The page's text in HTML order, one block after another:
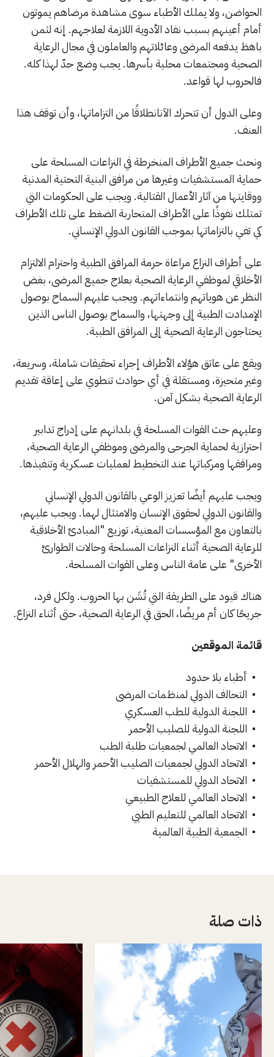
الحواضن، ولا يملك الأطباء سوى مشاهدة مرضاهم يموتون
أمام أعينهم بسبب نفاد الأدوية اللازمة لعلاجهم. إنه لثمن
باهظ يدفعه المرضى وعائلاتهم والعاملون في مجال الرعاية
الصحية ومجتمعات محلية بأسرها. يجب وضع حدّ لهذا كله.
فالحروب لها قواعد.
وعلى الدول أن تتحرك الآنانطلاقًا من التزاماتها، وأن توقف هذا
العنف.
ونحث جميع الأطراف المنخرطة في النزاعات المسلحة على
حماية المستشفيات وغيرها من مرافق البنية التحتية المدنية
ووقايتها من آثار الأعمال القتالية. ويجب على الحكومات التي
تمتلك نفوذًا على الأطراف المتحاربة الضغط على تلك الأطراف
كي تفي بالتزاماتها بموجب القانون الدولي الإنساني.
على أطراف النزاع مراعاة حرمة المرافق الطبية واحترام الالتزام
الأخلاقي لموظفي الرعاية الصحية بعلاج جميع المرضى، بغض
النظر عن هوياتهم وانتماءاتهم. ويجب عليهم السماح بوصول
الإمدادت الطبية إلى وجهتها، والسماح بوصول الناس الذين
يحتاجون الرعاية الصحية إلى المرافق الطبية.
ويقع على عاتق هؤلاء الأطراف إجراء تحقيقات شاملة، وسريعة،
وغير متحيزة، ومستقلة في أي حوادث تنطوي على إعاقة تقديم
الرعاية الصحية بشكل آمن.
وعليهم حث القوات المسلحة في بلدانهم على إدراج تدابير
احترازية لحماية الجرحى والمرضى وموظفي الرعاية الصحية،
ومرافقها ومركباتها عند التخطيط لعمليات عسكرية وتنفيذها.
ويجب عليهم أيضًا تعزيز الوعي بالقانون الدولي الإنساني
والقانون الدولي لحقوق الإنسان والامتثال لهما. ويجب عليهم،
بالتعاون مع المؤسسات المعنية، توزيع "المبادئ الأخلاقية
للرعاية الصحية أثناء النزاعات المسلحة وحالات الطوارئ
الأخرى" على عامة الناس وعلى القوات المسلحة.
هناك قيود على الطريقة التي تُشَن بها الحروب. ولكل فرد،
جريحًا كان أم مريضًا، الحق في الرعاية الصحية، حتى أثناء النزاع.
قائمة الموقعين
أطباء بلا حدود
ﺍﻟﺘﺤﺎﻟﻑ ﺍﻟﺩﻭﻟﻲ ﻟﻤﻨﻅﻤﺎﺕ ﺍﻟﻤﺭﻀﻰ
اللجنة الدولية للطب العسكري
اللجنة الدولية للصليب الأحمر
الاتحاد العالمي لجمعيات طلبة الطب
الاتحاد الدولي لجمعيات الصليب الأحمر والهلال الأحمر
الاتحاد الدولي للمستشفيات
الاتحاد العالمي للعلاج الطبيعي
الاتحاد العالمي للتعليم الطبي
الجمعية الطبية العالمية
ذات صلة